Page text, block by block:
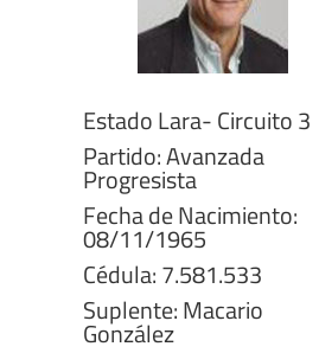
Estado Lara- Circuito 3
Partido: Avanzada
Progresista
Fecha de Nacimiento:
08/11/1965
Cédula: 7.581.533
Suplente: Macario
González